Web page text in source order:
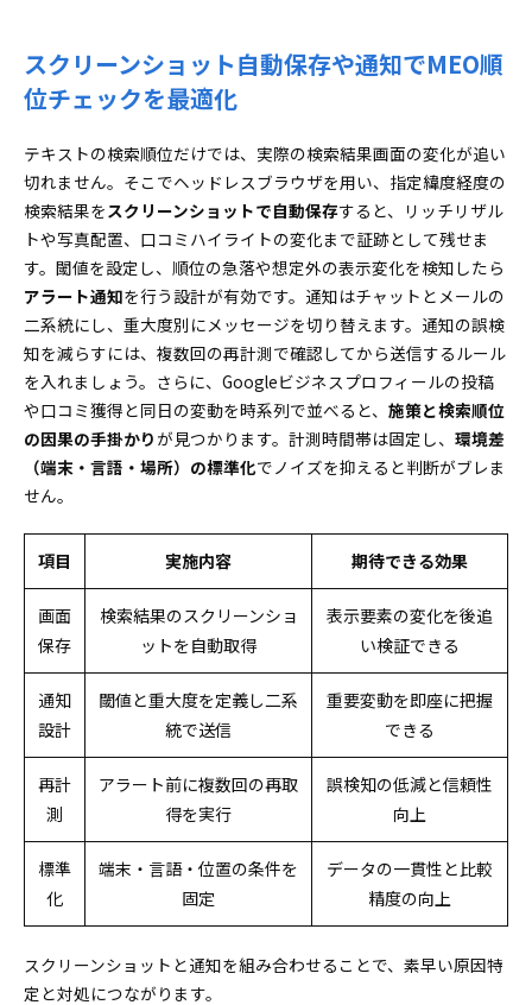
スクリーンショット自動保存や通知でMEO順
位チェックを最適化
テキストの検索順位だけでは、実際の検索結果画面の変化が追い
切れません。そこでヘッドレスブラウザを用い、指定緯度経度の
検索結果をスクリーンショットで自動保存すると、リッチリザル
トや写真配置、口コミハイライトの変化まで証跡として残せま
す。閾値を設定し、順位の急落や想定外の表示変化を検知したら
アラート通知を行う設計が有効です。通知はチャットとメールの
二系統にし、重大度別にメッセージを切り替えます。通知の誤検
知を減らすには、複数回の再計測で確認してから送信するルール
を入れましょう。さらに、Googleビジネスプロフィールの投稿
や口コミ獲得と同日の変動を時系列で並べると、 施策と検索順位
の因果の手掛かり が見つかります。計測時間帯は固定し、 環境差
（端末・言語・場所）の標準化でノイズを抑えると判断がブレま
せん。
項目 実施内容 期待できる効果
画面
保存
検索結果のスクリーンショ
ットを自動取得
表示要素の変化を後追
い検証できる
通知
設計
閾値と重大度を定義し二系
統で送信
重要変動を即座に把握
できる
再計
測
アラート前に複数回の再取
得を実行
誤検知の低減と信頼性
向上
標準
化
端末・言語・位置の条件を
固定
データの一貫性と比較
精度の向上
スクリーンショットと通知を組み合わせることで、素早い原因特
定と対処につながります。